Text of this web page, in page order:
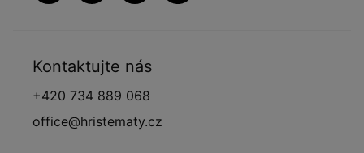
Kontaktujte nás
+420 734 889 068
office@hristematy.cz